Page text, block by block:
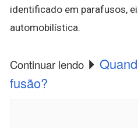
identificado em parafusos,
automobilística.
Continuar lendo
fusão?